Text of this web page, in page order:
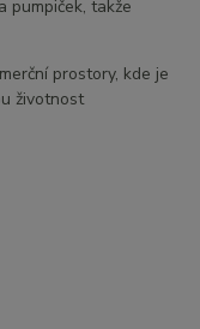
pumpiček, takže
prostory, kde je
životnost